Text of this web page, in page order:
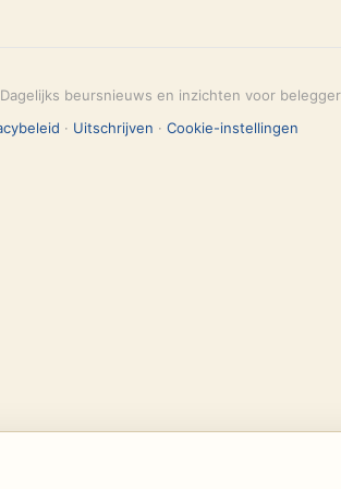
beursnieuws en inzichten voor
· Uitschrijven · Cookie-instellingen